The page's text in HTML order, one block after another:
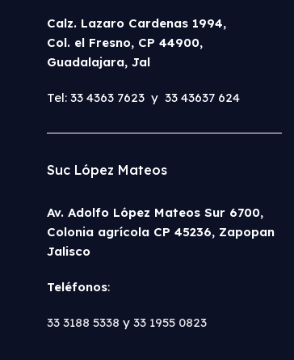
Calz. Lazaro Cardenas 1994,
Col. el Fresno, CP 44900,
Guadalajara, Jal
Tel: 33 4363 7623 y 33 43637 624
Suc López Mateos
Av. Adolfo López Mateos Sur 6700,
Colonia agrícola CP 45236, Zapopan
Jalisco
Teléfonos:
33 3188 5338 y 33 1955 0823